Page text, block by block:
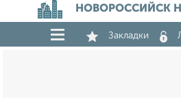
НОВОРОССИЙСК
Закладки